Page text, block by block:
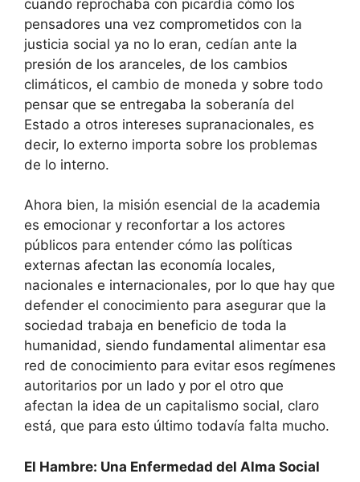
cuando reprochaba con picardía cómo los
pensadores una vez comprometidos con la
justicia social ya no lo eran, cedían ante la
presión de los aranceles, de los cambios
climáticos, el cambio de moneda y sobre todo
pensar que se entregaba la soberanía del
Estado a otros intereses supranacionales, es
decir, lo externo importa sobre los problemas
de lo interno.
Ahora bien, la misión esencial de la academia
es emocionar y reconfortar a los actores
públicos para entender cómo las políticas
externas afectan las economía locales,
nacionales e internacionales, por lo que hay que
defender el conocimiento para asegurar que la
sociedad trabaja en beneficio de toda la
humanidad, siendo fundamental alimentar esa
red de conocimiento para evitar esos regímenes
autoritarios por un lado y por el otro que
afectan la idea de un capitalismo social, claro
está, que para esto último todavía falta mucho.
El Hambre: Una Enfermedad del Alma Social